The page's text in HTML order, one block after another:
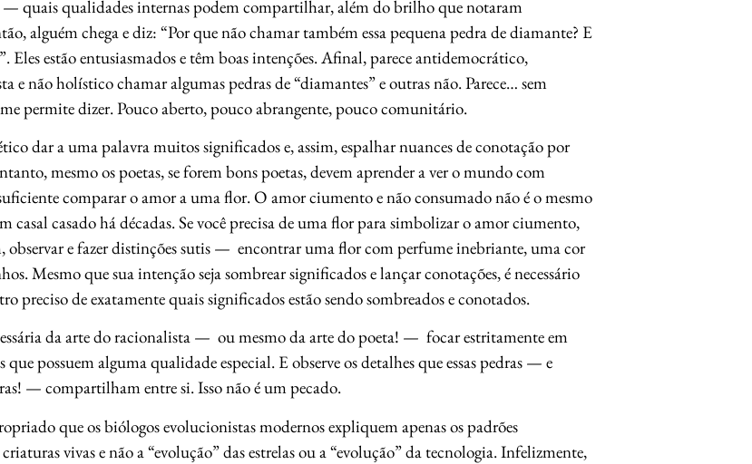
— quais qualidades internas podem compartilhar, além do brilho que notaram
alguém chega e diz: “Por que não chamar também essa pequena pedra de diamante? E
Eles estão entusiasmados e têm boas intenções. Afinal, parece antidemocrático,
e não holístico chamar algumas pedras de “diamantes” e outras não. Parece… sem
permite dizer. Pouco aberto, pouco abrangente, pouco comunitário.
dar a uma palavra muitos significados e, assim, espalhar nuances de conotação por
mesmo os poetas, se forem bons poetas, devem aprender a ver o mundo com
comparar o amor a uma flor. O amor ciumento e não consumado não é o mesmo
casal casado há décadas. Se você precisa de uma flor para simbolizar o amor ciumento,
observar e fazer distinções sutis — encontrar uma flor com perfume inebriante, uma cor
Mesmo que sua intenção seja sombrear significados e lançar conotações, é necessário
preciso de exatamente quais significados estão sendo sombreados e conotados.
da arte do racionalista — ou mesmo da arte do poeta! — focar estritamente em
possuem alguma qualidade especial. E observe os detalhes que essas pedras — e
— compartilham entre si. Isso não é um pecado.
que os biólogos evolucionistas modernos expliquem apenas os padrões
vivas e não a “evolução” das estrelas ou a “evolução” da tecnologia. Infelizmente,